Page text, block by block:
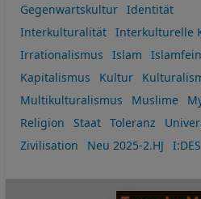
Gegenwartskultur
Identität
Interkulturalität
Interkulturelle
Irrationalismus
Islam
Kapitalismus
Kultur
Multikulturalismus
Muslime
Religion
Staat Toleranz
Zivilisation
Neu 2025-2.HJ I:DES